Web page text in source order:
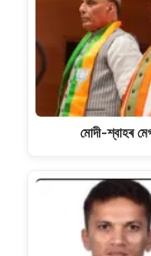
মোদী-শ্বাহৰ